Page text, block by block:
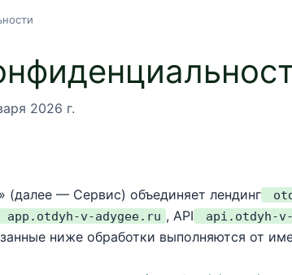
2026 г.
(далее — Сервис) объединяет лендинг
app.otdyh-v-adygee.ru , API api.otdyh-v-
ниже обработки выполняются от